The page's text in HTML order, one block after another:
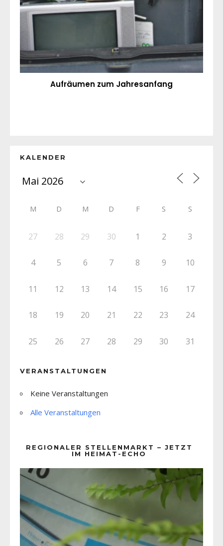
Aufräumen zum Jahresanfang
KALENDER
M D M D F S S
27 28 29 30 1 2 3
4 5 6 7 8 9 10
11 12 13 14 15 16 17
18 19 20 21 22 23 24
25 26 27 28 29 30 31
VERANSTALTUNGEN
Keine Veranstaltungen
Alle Veranstaltungen
REGIONALER STELLENMARKT – JETZT
IM HEIMAT-ECHO
Player